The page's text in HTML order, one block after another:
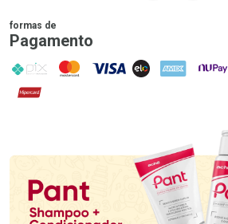
formas de
Pagamento
PIX MasterCard
VISA ELO AMEX NuPay
Hipercard
Promoção em Destaque